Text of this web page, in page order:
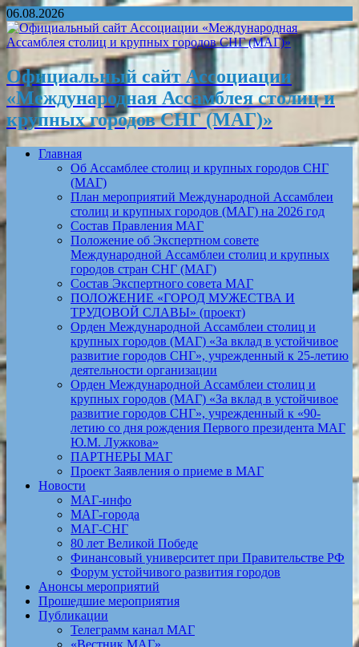
06.08.2026
Официальный сайт Ассоциации
«Международная Ассамблея столиц и
крупных городов СНГ (МАГ)»
Главная
Об Ассамблее столиц и крупных городов СНГ
(МАГ)
План мероприятий Международной Ассамблеи
столиц и крупных городов (МАГ) на 2026 год
Состав Правления МАГ
Положение об Экспертном совете
Международной Ассамблеи столиц и крупных
городов стран СНГ (МАГ)
Состав Экспертного совета МАГ
ПОЛОЖЕНИЕ «ГОРОД МУЖЕСТВА И
ТРУДОВОЙ СЛАВЫ» (проект)
Орден Международной Ассамблеи столиц и
крупных городов (МАГ) «За вклад в устойчивое
развитие городов СНГ», учрежденный к 25-летию
деятельности организации
Орден Международной Ассамблеи столиц и
крупных городов (МАГ) «За вклад в устойчивое
развитие городов СНГ», учрежденный к «90-
летию со дня рождения Первого президента МАГ
Ю.М. Лужкова»
ПАРТНЕРЫ МАГ
Проект Заявления о приеме в МАГ
Новости
МАГ-инфо
МАГ-города
МАГ-СНГ
80 лет Великой Победе
Финансовый университет при Правительстве РФ
Форум устойчивого развития городов
Анонсы мероприятий
Прошедшие мероприятия
Публикации
Телеграмм канал МАГ
«Вестник МАГ»